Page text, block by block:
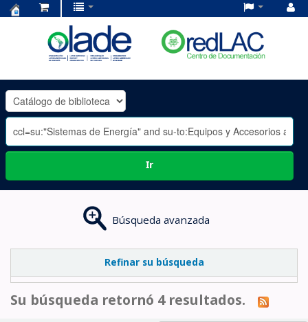
OLADE
-
Ir
Búsqueda avanzada
Refinar su búsqueda
Su búsqueda retornó 4 resultados.